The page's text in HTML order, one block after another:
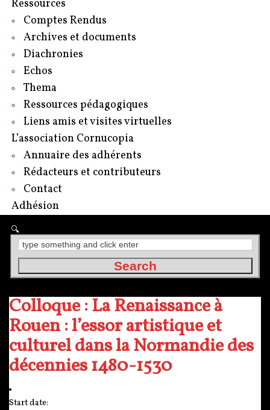
Ressources
Comptes Rendus
Archives et documents
Diachronies
Echos
Thema
Ressources pédagogiques
Liens amis et visites virtuelles
L’association Cornucopia
Annuaire des adhérents
Rédacteurs et contributeurs
Contact
Adhésion
Colloque : La Renaissance à
Rouen : l’essor artistique et
culturel dans la Normandie des
décennies 1480-1530
Start date: